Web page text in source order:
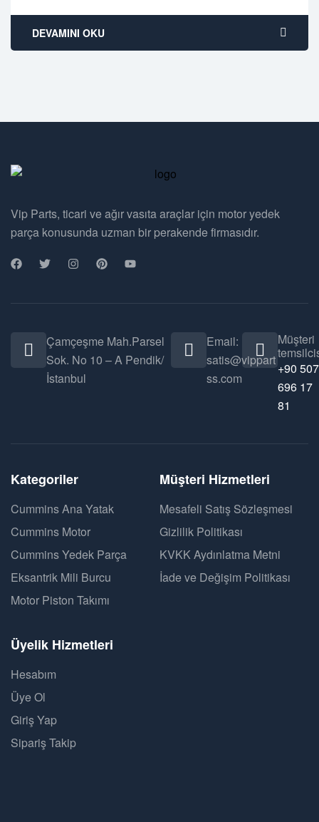
DEVAMINI OKU
Vip Parts, ticari ve ağır vasıta araçlar için motor yedek
parça konusunda uzman bir perakende firmasıdır.
Çamçeşme Mah.Parsel
Sok. No 10 – A Pendik/
İstanbul
Email:
satis@vippart
ss.com
Müşteri
+90 507
696 17
81
Kategoriler
Cummins Ana Yatak
Cummins Motor
Cummins Yedek Parça
Eksantrik Mili Burcu
Motor Piston Takımı
Müşteri Hizmetleri
Mesafeli Satış Sözleşmesi
Gizlilik Politikası
KVKK Aydınlatma Metni
İade ve Değişim Politikası
Üyelik Hizmetleri
Hesabım
Üye Ol
Giriş Yap
Sipariş Takip